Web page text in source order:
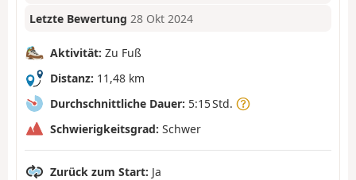
Letzte Bewertung 28 Okt 2024
Aktivität: Zu Fuß
Distanz: 11,48 km
Durchschnittliche Dauer: 5:15 Std.
Schwierigkeitsgrad: Schwer
Zurück zum Start: Ja